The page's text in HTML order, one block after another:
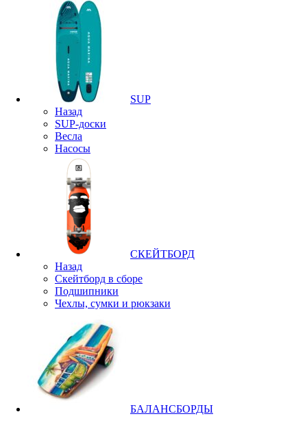
SUP
Назад
SUP-доски
Весла
Насосы
СКЕЙТБОРД
Назад
Скейтборд в сборе
Подшипники
Чехлы, сумки и рюкзаки
БАЛАНСБОРДЫ